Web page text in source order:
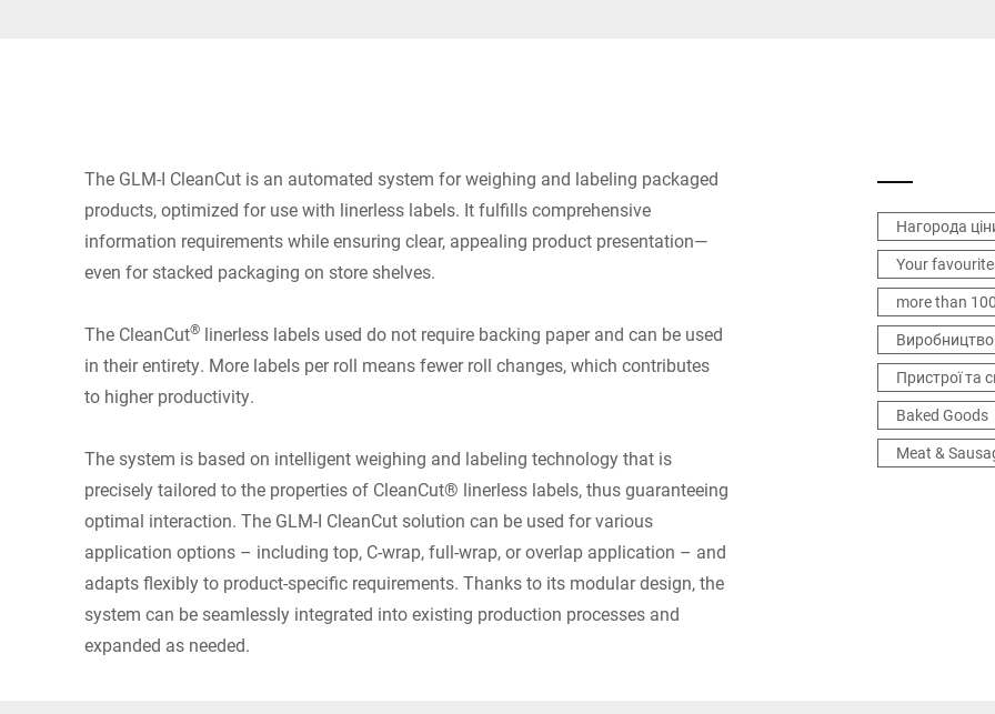
The GLM-I CleanCut is an automated system for weighing and labeling packaged
products, optimized for use with linerless labels. It fulfills comprehensive
information requirements while ensuring clear, appealing product presentation—
even for stacked packaging on store shelves.
The CleanCut® linerless labels used do not require backing paper and can be used
in their entirety. More labels per roll means fewer roll changes, which contributes
to higher productivity.
The system is based on intelligent weighing and labeling technology that is
precisely tailored to the properties of CleanCut® linerless labels, thus guaranteeing
optimal interaction. The GLM-I CleanCut solution can be used for various
application options – including top, C-wrap, full-wrap, or overlap application – and
adapts flexibly to product-specific requirements. Thanks to its modular design, the
system can be seamlessly integrated into existing production processes and
expanded as needed.
Нагорода
Your
more than
Пристрої та
Baked Goods
Meat &